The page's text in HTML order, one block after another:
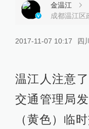
金温江
成都温江区
2017-11-07 10:17 四川
温江人注意
交通管理局
（黄色）临